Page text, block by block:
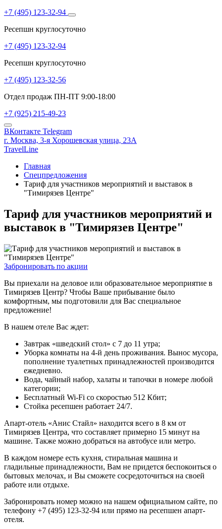
+7 (495) 123-32-94
Ресепшн круглосуточно
+7 (495) 123-32-94
Ресепшн круглосуточно
+7 (495) 123-32-56
Отдел продаж ПН-ПТ 9:00-18:00
+7 (925) 215-49-23
ВКонтакте Telegram
г. Москва, 3-я Хорошевская улица, 23А
TravelLine
Главная
Спецпредложения
Тариф для участников мероприятий и выставок в
"Тимирязев Центре"
Тариф для участников мероприятий и
выставок в "Тимирязев Центре"
Забронировать по акции
Вы приехали на деловое или образовательное мероприятие в
Тимирязев Центр? Чтобы Ваше прибывание было
комфортным, мы подготовили для Вас специальное
предложение!
В нашем отеле Вас ждет:
Завтрак «шведский стол» с 7 до 11 утра;
Уборка комнаты на 4-й день проживания. Вынос мусора,
пополнение туалетных принадлежностей производится
ежедневно.
Вода, чайный набор, халаты и тапочки в номере любой
категории;
Бесплатный Wi-Fi со скоростью 512 Кбит;
Стойка ресепшен работает 24/7.
Апарт-отель «Анис Стайл» находится всего в 8 км от
Тимирязев Центра, что составляет примерно 15 минут на
машине. Также можно добраться на автобусе или метро.
В каждом номере есть кухня, стиральная машина и
гладильные принадлежности, Вам не придется беспокоиться о
бытовых мелочах, и Вы сможете сосредоточиться на своей
работе или отдыхе.
Забронировать номер можно на нашем официальном сайте, по
телефону +7 (495) 123-32-94 или прямо на ресепшен апарт-
отеля.